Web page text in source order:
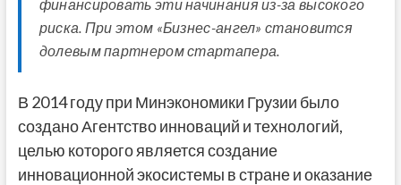
финансировать эти начинания из-за высокого
риска. При этом «Бизнес-ангел» становится
долевым партнером стартапера.
В 2014 году при Минэкономики Грузии было
создано Агентство инноваций и технологий,
целью которого является создание
инновационной экосистемы в стране и оказание